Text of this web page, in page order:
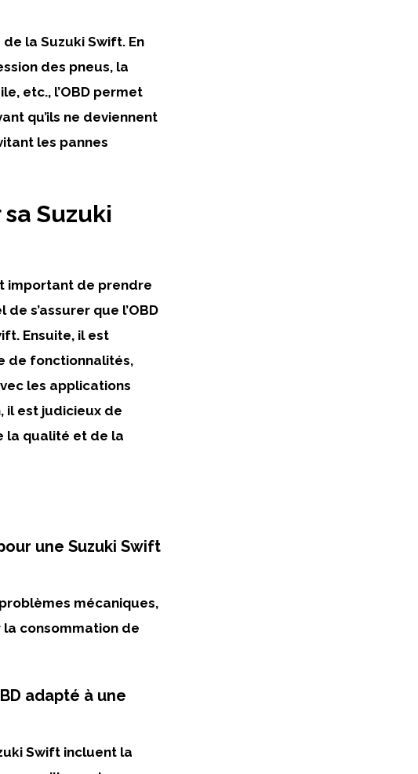
de la Suzuki Swift. En
des pneus, la
etc., l’OBD permet
qu’ils ne deviennent
les pannes
Suzuki
important de prendre
s’assurer que l’OBD
Ensuite, il est
de fonctionnalités,
les applications
il est judicieux de
la qualité et de la
une Suzuki Swift
mécaniques,
consommation de
adapté à une
Swift incluent la